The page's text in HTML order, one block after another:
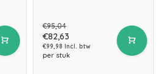
€95,04
€82,63
€99,98 Incl. btw
per stuk